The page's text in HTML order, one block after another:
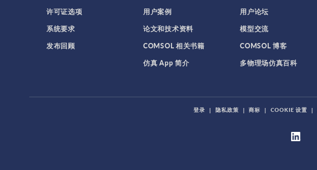
许可证选项
系统要求
发布回顾
用户案例
论文和技术资料
COMSOL 相关书籍
仿真 App 简介
用户论坛
模型交流
COMSOL 博客
多物理场仿真百科
登录 | 隐私政策 | 商标 | COOKIE 设置 |